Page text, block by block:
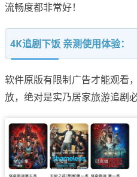
流畅度都非常好！
4K追剧下饭 亲测使用体验：
软件原版有限制广告才能观看
放，绝对是实乃居家旅游追剧必